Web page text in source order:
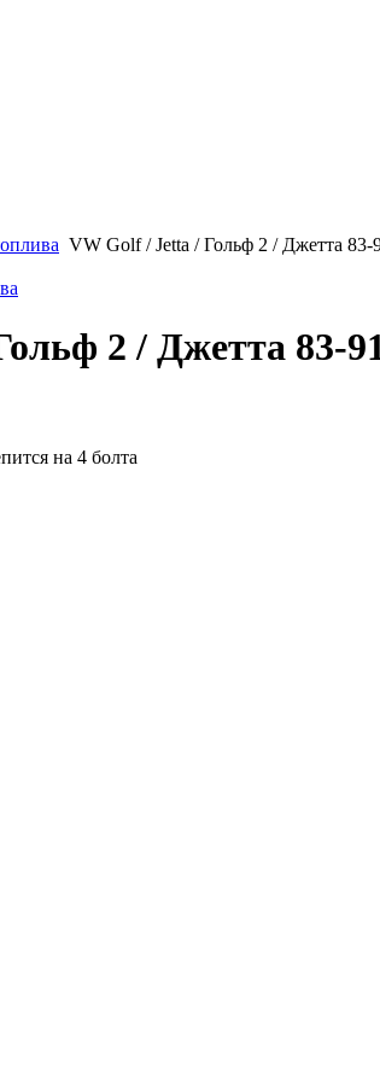
VW Golf / Jetta / Гольф 2 / Джетта
2 / Джетта 83-
на 4 болта